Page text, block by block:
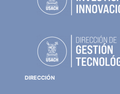
DIRECCIÓN